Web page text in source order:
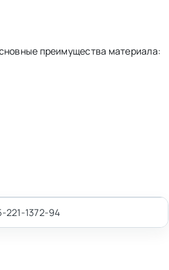
преимущества материала:
221-1372-94